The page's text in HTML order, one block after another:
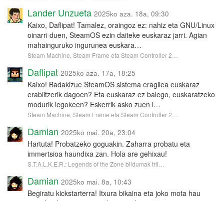
Lander Unzueta 2025ko aza. 18a, 09:30
Kaixo, Daflipat! Tamalez, oraingoz ez: nahiz eta GNU/Linux
oinarri duen, SteamOS ezin daiteke euskaraz jarri. Agian
mahainguruko ingurunea euskara…
Steam Machine, Steam Frame eta Steam Controller 2…
Daflipat 2025ko aza. 17a, 18:25
Kaixo! Badakizue SteamOS sistema eragilea euskaraz
erabiltzerik dagoen? Eta euskaraz ez balego, euskaratzeko
modurik legokeen? Eskerrik asko zuen l…
Steam Machine, Steam Frame eta Steam Controller 2…
Damian 2025ko mai. 20a, 23:04
Hartuta! Probatzeko goguakin. Zaharra probatu eta
immertsioa haundixa zan. Hola are gehixau!
S.T.A.L.K.E.R.: Legends of the Zone bildumak tril…
Damian 2025ko mai. 8a, 10:43
Begiratu kickstarterra! Itxura bikaina eta joko mota hau